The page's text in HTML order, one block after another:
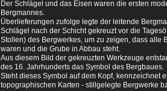
Der Schlägel und das Eisen waren die ersten
Bergmannes.
Überlieferungen zufolge legte der leitende
Schlägel nach der Schicht gekreuzt vor die
Stollen) des Bergwerkes, um zu zeigen, dass alle
waren und die Grube in Abbau steht.
Aus diesem Bild der gekreuzten Werkzeuge
des 16. Jahrhunderts das Symbol des Bergbaues.
Steht dieses Symbol auf dem Kopf, kennzeichnet
topographischen Karten - stillgelegte Bergwerke